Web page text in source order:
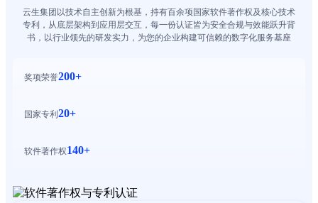
云生集团以技术自主创新为根基，持有百余项国家软件著作权及核心技术
专利，从底层架构到应用层交互，每一份认证皆为安全合规与效能跃升背
书，以行业领先的研发实力，为您的企业构建可信赖的数字化服务基座
奖项荣誉200+
国家专利20+
软件著作权140+